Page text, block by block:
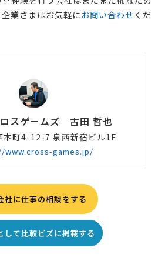
業さまはお気軽に お問い合わせ くだ
スゲームズ 古田 哲也
本町4-12-7 泉西新宿ビル1F
www.cross-games.jp/
社に仕事の相談をする
して比較ビズに掲載する